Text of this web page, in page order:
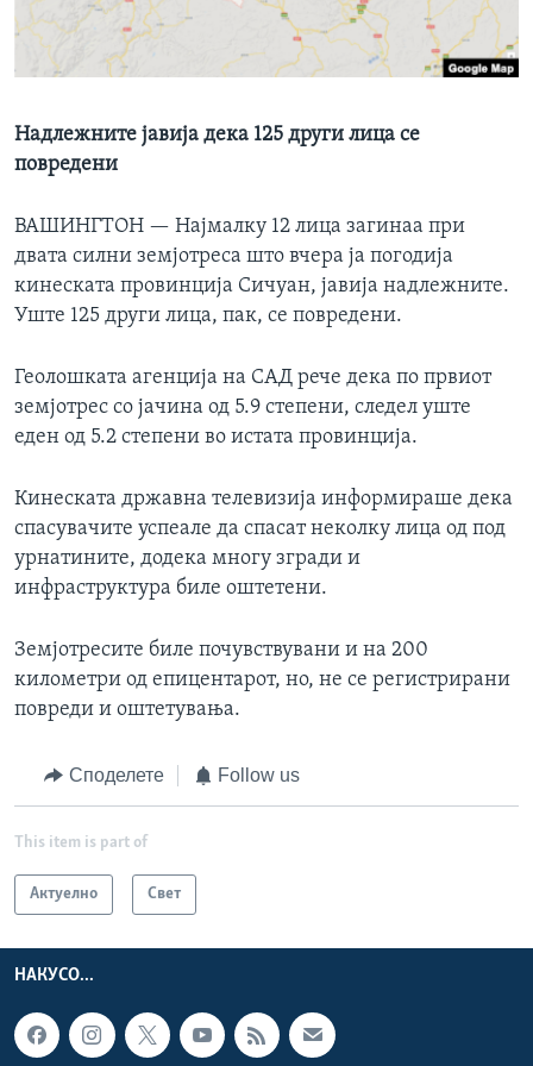
ИНТЕРВЈУА
Јазици
Надлежните јавија дека 125 други лица се
повредени
ВАШИНГТОН — Најмалку 12 лица загинаа при
двата силни земјотреса што вчера ја погодија
кинеската провинција Сичуан, јавија надлежните.
Уште 125 други лица, пак, се повредени.
Геолошката агенција на САД рече дека по првиот
земјотрес со јачина од 5.9 степени, следел уште
еден од 5.2 степени во истата провинција.
Кинеската државна телевизија информираше дека
спасувачите успеале да спасат неколку лица од под
урнатините, додека многу згради и
инфраструктура биле оштетени.
Земјотресите биле почувствувани и на 200
километри од епицентарот, но, не се регистрирани
повреди и оштетувања.
Споделете Follow us
This item is part of
Актуелно Свет
НАКУСО...